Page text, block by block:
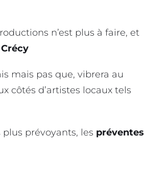
n’est plus à faire, et
mais pas que, vibrera au
côtés d’artistes locaux tels
plus prévoyants, les préventes